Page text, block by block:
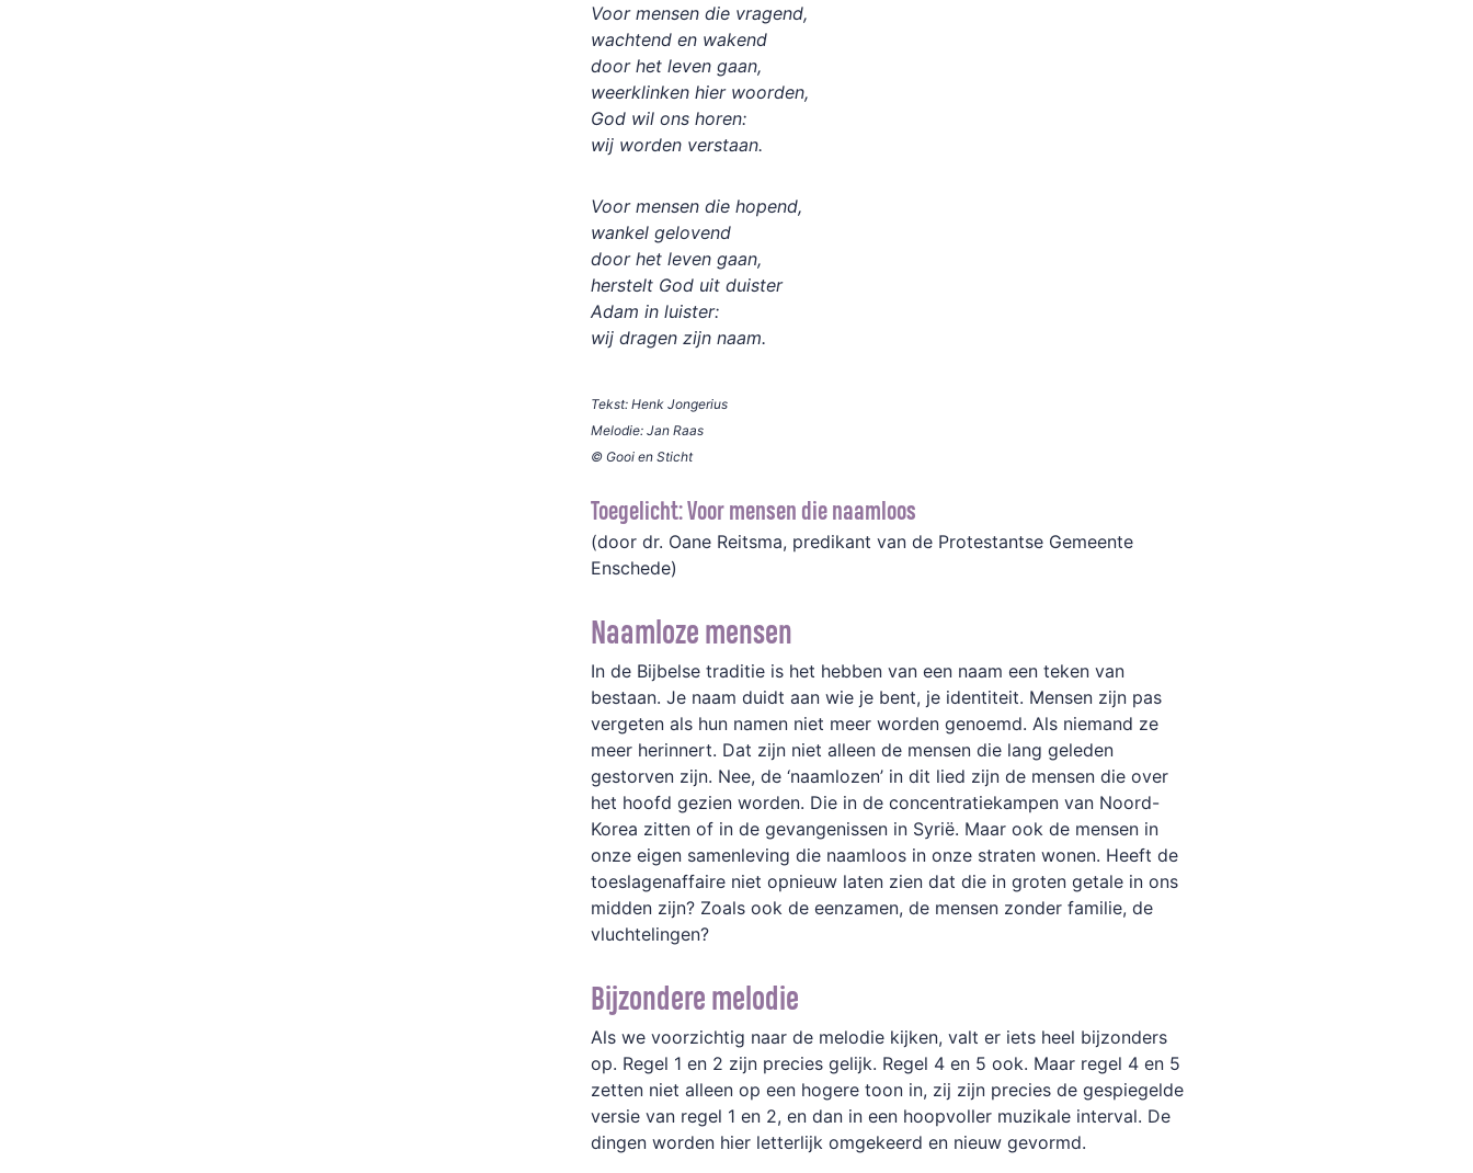
Voor mensen die vragend,
wachtend en wakend
door het leven gaan,
weerklinken hier woorden,
God wil ons horen:
wij worden verstaan.
Voor mensen die hopend,
wankel gelovend
door het leven gaan,
herstelt God uit duister
Adam in luister:
wij dragen zijn naam.
Tekst: Henk Jongerius
Melodie: Jan Raas
© Gooi en Sticht
Toegelicht: Voor mensen die naamloos
(door dr. Oane Reitsma, predikant van de Protestantse Gemeente
Enschede)
Naamloze mensen
In de Bijbelse traditie is het hebben van een naam een teken van
bestaan. Je naam duidt aan wie je bent, je identiteit. Mensen zijn pas
vergeten als hun namen niet meer worden genoemd. Als niemand ze
meer herinnert. Dat zijn niet alleen de mensen die lang geleden
gestorven zijn. Nee, de ‘naamlozen’ in dit lied zijn de mensen die over
het hoofd gezien worden. Die in de concentratiekampen van Noord-
Korea zitten of in de gevangenissen in Syrië. Maar ook de mensen in
onze eigen samenleving die naamloos in onze straten wonen. Heeft de
toeslagenaffaire niet opnieuw laten zien dat die in groten getale in ons
midden zijn? Zoals ook de eenzamen, de mensen zonder familie, de
vluchtelingen?
Bijzondere melodie
Als we voorzichtig naar de melodie kijken, valt er iets heel bijzonders
op. Regel 1 en 2 zijn precies gelijk. Regel 4 en 5 ook. Maar regel 4 en 5
zetten niet alleen op een hogere toon in, zij zijn precies de gespiegelde
versie van regel 1 en 2, en dan in een hoopvoller muzikale interval. De
dingen worden hier letterlijk omgekeerd en nieuw gevormd.